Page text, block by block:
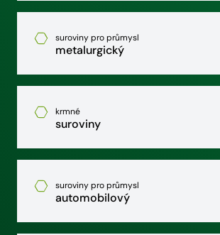
suroviny pro průmysl
metalurgický
krmné
suroviny
suroviny pro průmysl
automobilový